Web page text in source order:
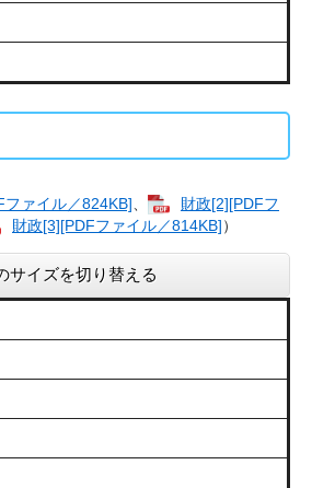
ファイル／824KB]
財政[2][PDFフ
財政[3][PDFファイル／814KB]）
サイズを切り替える